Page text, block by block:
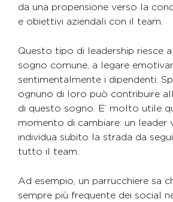
da una propensione verso la
e obiettivi aziendali con il team.
Questo tipo di leadership riesce
sogno comune, a legare
sentimentalmente i dipendenti.
ognuno di loro può contribuire
di questo sogno. E’ molto utile
momento di cambiare: un leader
individua subito la strada da
tutto il team.
Ad esempio, un parrucchiere sa
sempre più frequente dei social